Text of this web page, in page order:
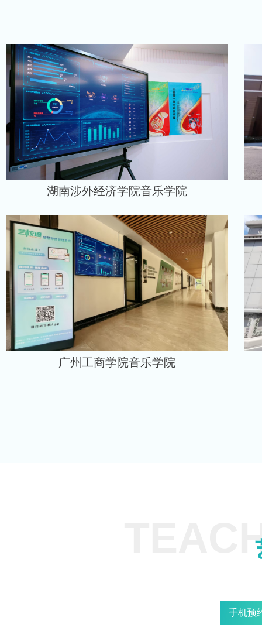
湖南涉外经济学院音乐学院
广州工商学院音乐学院
手机预